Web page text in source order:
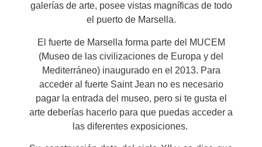
galerías de arte, posee vistas magníficas de todo
el puerto de Marsella.
El fuerte de Marsella forma parte del MUCEM
(Museo de las civilizaciones de Europa y del
Mediterráneo) inaugurado en el 2013. Para
acceder al fuerte Saint Jean no es necesario
pagar la entrada del museo, pero si te gusta el
arte deberías hacerlo para que puedas acceder a
las diferentes exposiciones.